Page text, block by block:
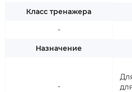
Класс тренажера
-
Назначение
-